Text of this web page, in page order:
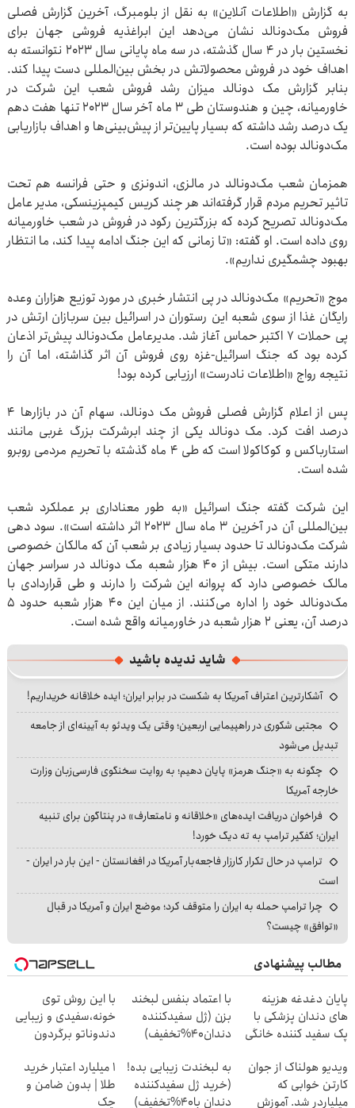
به گزارش «اطلاعات آنلاین» به نقل از بلومبرگ، آخرین گزارش فصلی
فروش مک‌دونالد نشان می‌دهد این ابراغذیه فروشی جهان برای
نخستین بار در ۴ سال گذشته، در سه ماه پایانی سال ۲۰۲۳ نتوانسته به
اهداف خود در فروش محصولاتش در بخش بین‌المللی دست پیدا کند.
بنابر گزارش مک دونالد میزان رشد فروش شعب این شرکت در
خاورمیانه، چین و هندوستان طی ۳ ماه آخر سال ۲۰۲۳ تنها هفت دهم
یک درصد رشد داشته که بسیار پایین‌تر از پیش‌بینی‌ها و اهداف بازاریابی
مک‌دونالد بوده است.
همزمان شعب مک‌دونالد در مالزی، اندونزی و حتی فرانسه هم تحت
تاثیر تحریم مردم قرار گرفته‌اند هر چند کریس کیمپزینسکی، مدیر عامل
مک‌دونالد تصریح کرده که بزرگترین رکود در فروش در شعب خاورمیانه
روی داده است. او گفته: «تا زمانی که این جنگ ادامه پیدا کند، ما انتظار
بهبود چشمگیری نداریم».
موج «تحریم» مک‌دونالد در پی انتشار خبری در مورد توزیع هزاران وعده
رایگان غذا از سوی شعبه این رستوران در اسرائیل بین سربازان ارتش در
پی حملات ۷ اکتبر حماس آغاز شد. مدیرعامل مک‌دونالد پیش‌تر اذعان
کرده بود که جنگ اسرائیل-غزه روی فروش آن اثر گذاشته، اما آن را
نتیجه رواج «اطلاعات نادرست» ارزیابی کرده بود!
پس از اعلام گزارش فصلی فروش مک دونالد، سهام آن در بازار‌ها ۴
درصد افت کرد. مک دونالد یکی از چند ابرشرکت بزرگ غربی مانند
استارباکس و کوکاکولا است که طی ۴ ماه گذشته با تحریم مردمی روبرو
شده‌ است.
این شرکت گفته جنگ اسرائیل «به طور معناداری بر عملکرد شعب
بین‌المللی آن در آخرین ۳ ماه سال ۲۰۲۳ اثر داشته است». سود دهی
شرکت مک‌دونالد تا حدود بسیار زیادی بر شعب آن که مالکان خصوصی
دارند متکی است. بیش از ۴۰ هزار شعبه مک دونالد در سراسر جهان
مالک خصوصی دارد که پروانه این شرکت را دارند و طی قراردادی با
مک‌دونالد خود را اداره می‌کنند. از میان این ۴۰ هزار شعبه حدود ۵
درصد آن، یعنی ۲ هزار شعبه در خاورمیانه واقع شده است.
شاید ندیده باشید
آشکارترین اعتراف آمریکا به شکست در برابر ایران؛ ایده خلاقانه خریداریم!
مجتبی شکوری در راهپیمایی اربعین؛ وقتی یک ویدئو به آیینه‌ای از جامعه
تبدیل می‌شود
چگونه به «جنگ هرمز» پایان دهیم؛ به روایت سخنگوی فارسی‌زبان وزارت
خارجه آمریکا
فراخوان دریافت ایده‌های «خلاقانه و نامتعارف» در پنتاگون برای تنبیه
ایران؛ کفگیر ترامپ به ته دیگ خورد!
ترامپ در حال تکرار کارزار فاجعه‌بار آمریکا در افغانستان - این بار در ایران -
است
چرا ترامپ حمله به ایران را متوقف کرد؛ موضع ایران و آمریکا در قبال
«توافق» چیست؟
مطالب پیشنهادی
پایان دغدغه هزینه
های دندان پزشکی با
پک سفید کننده خانگی
با اعتماد بنفس لبخند
بزن (ژل سفیدکننده
دندان40%تخفیف)
با این روش توی
خونه،سفیدی و زیبایی
دندوناتو برگردون
ویدیو هولناک از جوان
کارتن خوابی که
میلیاردر شد. آموزش
به لبخندت زیبایی بده!
(خرید ژل سفیدکننده
دندان با40%تخفیف)
۱ میلیارد اعتبار خرید
طلا | بدون ضامن و
چک